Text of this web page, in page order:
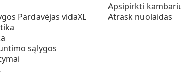
Pardavėjas vidaXL
sąlygos
Apsipirkti
Atrask nuolaidas